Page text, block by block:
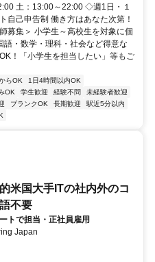
土：13:00～22:00 ◇週1日・１
自己申告制 働き方はあなた次第！
募集＞ 小学生～高校生を対象に個
・数学・理科・社会など得意な
！「小学生を担当したい」等もご
らOK
1日4時間以内OK
OK 学生歓迎 経験不問
未経験者歓迎
ブランクOK 長期歓迎
駅近5分以内
米国大手ITの社内外のコ
不要
トで担当・正社員雇用
Japan